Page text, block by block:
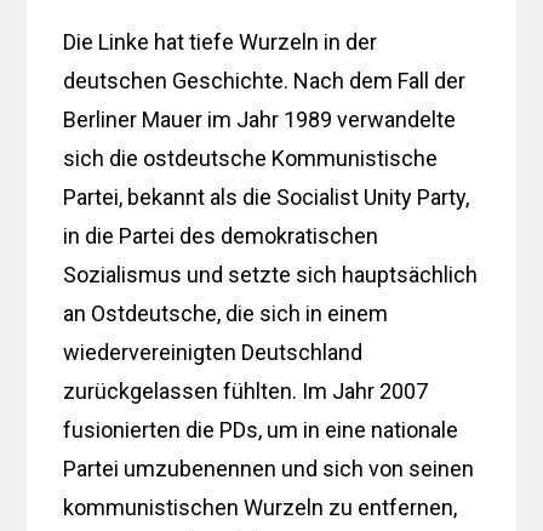
Die Linke hat tiefe Wurzeln in der
deutschen Geschichte. Nach dem Fall der
Berliner Mauer im Jahr 1989 verwandelte
sich die ostdeutsche Kommunistische
Partei, bekannt als die Socialist Unity Party,
in die Partei des demokratischen
Sozialismus und setzte sich hauptsächlich
an Ostdeutsche, die sich in einem
wiedervereinigten Deutschland
zurückgelassen fühlten. Im Jahr 2007
fusionierten die PDs, um in eine nationale
Partei umzubenennen und sich von seinen
kommunistischen Wurzeln zu entfernen,